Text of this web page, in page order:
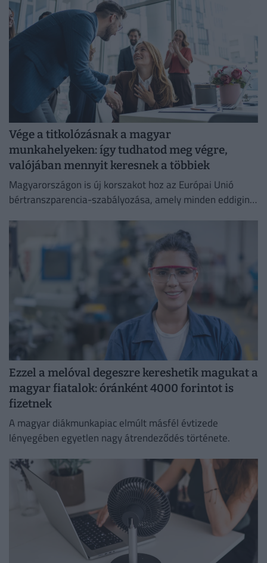
Vége a titkolózásnak a magyar
munkahelyeken: így tudhatod meg végre,
valójában mennyit keresnek a többiek
Magyarországon is új korszakot hoz az Európai Unió
bértranszparencia-szabályozása, amely minden eddiginél
Ezzel a melóval degeszre kereshetik magukat a
magyar fiatalok: óránként 4000 forintot is
fizetnek
A magyar diákmunkapiac elmúlt másfél évtizede
lényegében egyetlen nagy átrendeződés története.